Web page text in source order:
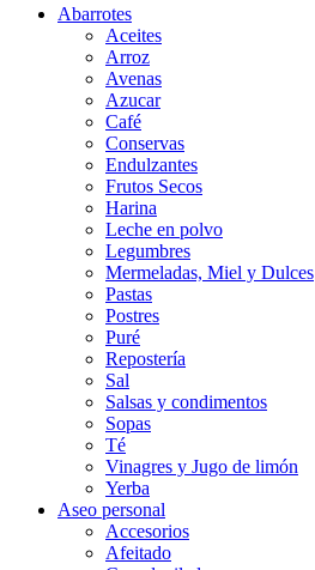
Abarrotes
Aceites
Arroz
Avenas
Azucar
Café
Conservas
Endulzantes
Frutos Secos
Harina
Leche en polvo
Legumbres
Mermeladas, Miel y Dulces
Pastas
Postres
Puré
Repostería
Sal
Salsas y condimentos
Sopas
Té
Vinagres y Jugo de limón
Yerba
Aseo personal
Accesorios
Afeitado